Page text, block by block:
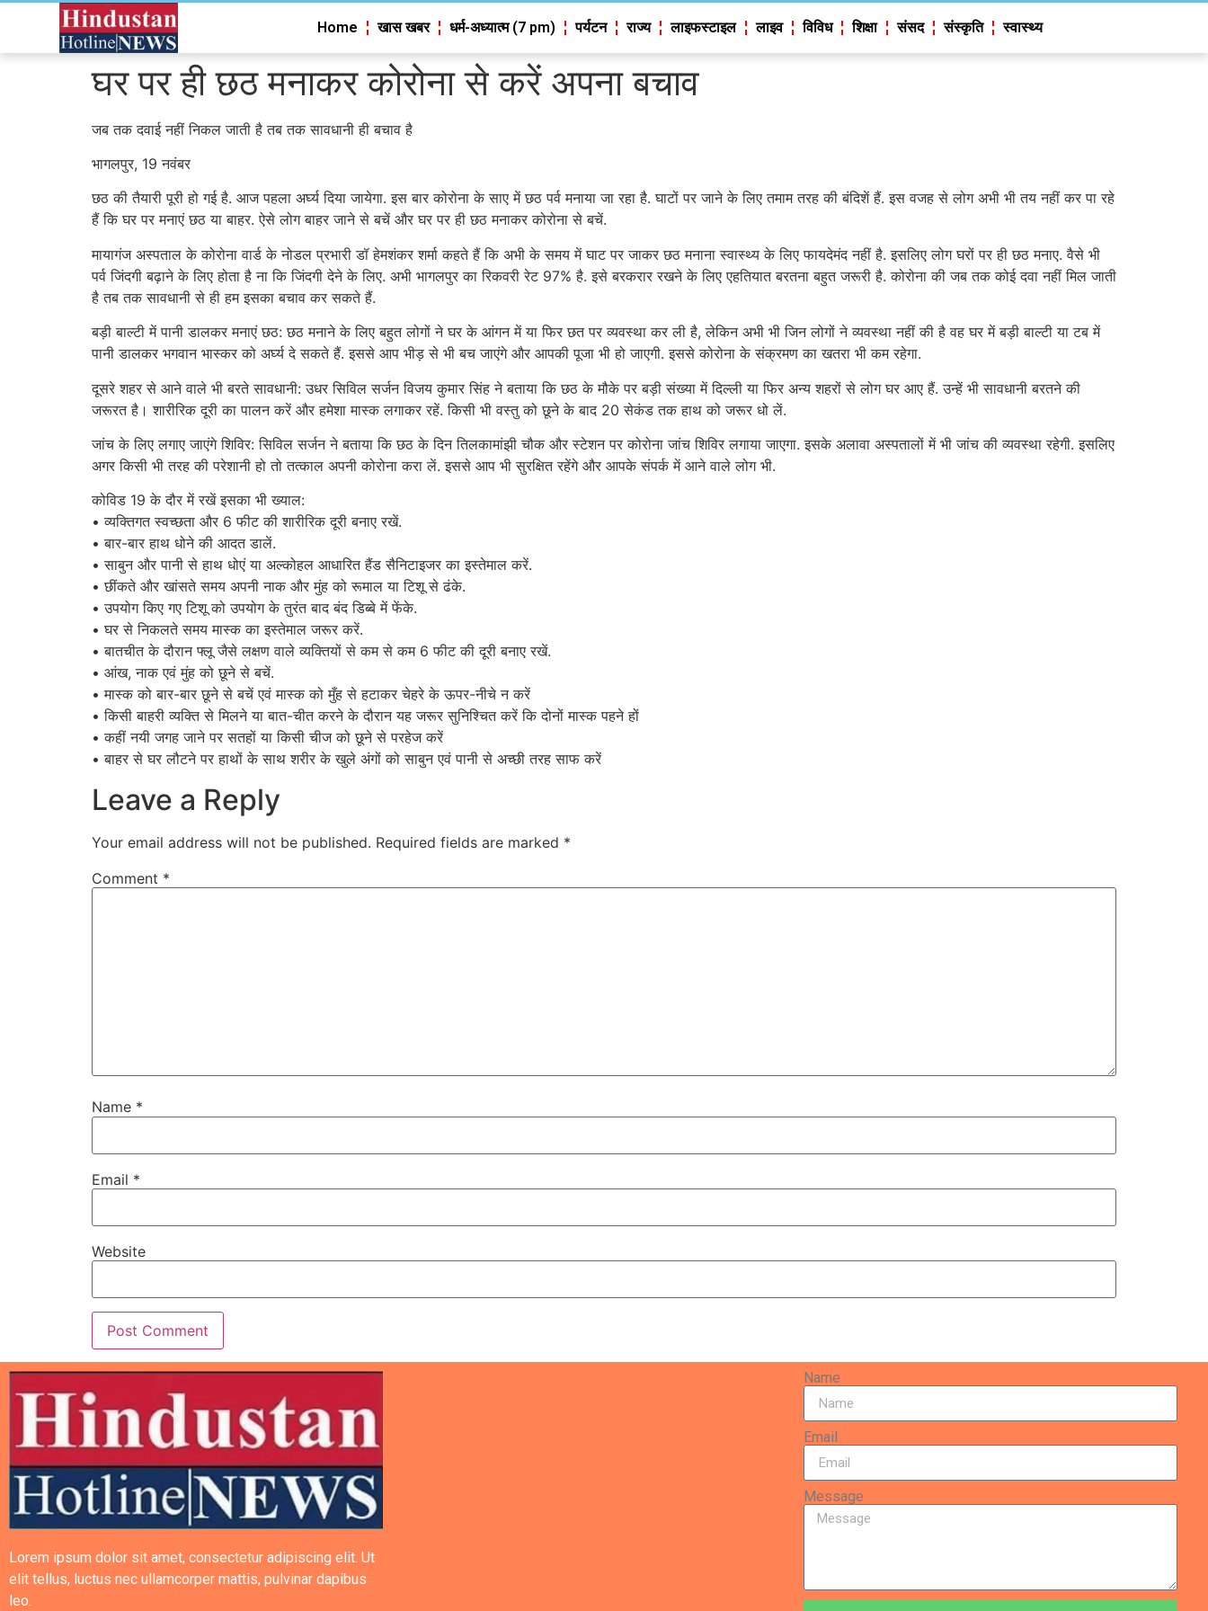
Home खास खबर धर्म-अध्यात्म (7 pm) पर्यटन राज्य लाइफस्टाइल लाइव विविध शिक्षा संसद संस्कृति स्वास्थ्य
घर पर ही छठ मनाकर कोरोना से करें अपना बचाव
जब तक दवाई नहीं निकल जाती है तब तक सावधानी ही बचाव है
भागलपुर, 19 नवंबर
छठ की तैयारी पूरी हो गई है. आज पहला अर्घ्य दिया जायेगा. इस बार कोरोना के साए में छठ पर्व मनाया जा रहा है. घाटों पर जाने के लिए तमाम तरह की बंदिशें हैं. इस वजह से लोग अभी भी तय नहीं कर पा रहे
हैं कि घर पर मनाएं छठ या बाहर. ऐसे लोग बाहर जाने से बचें और घर पर ही छठ मनाकर कोरोना से बचें.
मायागंज अस्पताल के कोरोना वार्ड के नोडल प्रभारी डॉ हेमशंकर शर्मा कहते हैं कि अभी के समय में घाट पर जाकर छठ मनाना स्वास्थ्य के लिए फायदेमंद नहीं है. इसलिए लोग घरों पर ही छठ मनाए. वैसे भी
पर्व जिंदगी बढ़ाने के लिए होता है ना कि जिंदगी देने के लिए. अभी भागलपुर का रिकवरी रेट 97% है. इसे बरकरार रखने के लिए एहतियात बरतना बहुत जरूरी है. कोरोना की जब तक कोई दवा नहीं मिल जाती
है तब तक सावधानी से ही हम इसका बचाव कर सकते हैं.
बड़ी बाल्टी में पानी डालकर मनाएं छठ: छठ मनाने के लिए बहुत लोगों ने घर के आंगन में या फिर छत पर व्यवस्था कर ली है, लेकिन अभी भी जिन लोगों ने व्यवस्था नहीं की है वह घर में बड़ी बाल्टी या टब में
पानी डालकर भगवान भास्कर को अर्घ्य दे सकते हैं. इससे आप भीड़ से भी बच जाएंगे और आपकी पूजा भी हो जाएगी. इससे कोरोना के संक्रमण का खतरा भी कम रहेगा.
दूसरे शहर से आने वाले भी बरते सावधानी: उधर सिविल सर्जन विजय कुमार सिंह ने बताया कि छठ के मौके पर बड़ी संख्या में दिल्ली या फिर अन्य शहरों से लोग घर आए हैं. उन्हें भी सावधानी बरतने की
जरूरत है। शारीरिक दूरी का पालन करें और हमेशा मास्क लगाकर रहें. किसी भी वस्तु को छूने के बाद 20 सेकंड तक हाथ को जरूर धो लें.
जांच के लिए लगाए जाएंगे शिविर: सिविल सर्जन ने बताया कि छठ के दिन तिलकामांझी चौक और स्टेशन पर कोरोना जांच शिविर लगाया जाएगा. इसके अलावा अस्पतालों में भी जांच की व्यवस्था रहेगी. इसलिए
अगर किसी भी तरह की परेशानी हो तो तत्काल अपनी कोरोना करा लें. इससे आप भी सुरक्षित रहेंगे और आपके संपर्क में आने वाले लोग भी.
कोविड 19 के दौर में रखें इसका भी ख्याल:
• व्यक्तिगत स्वच्छता और 6 फीट की शारीरिक दूरी बनाए रखें.
• बार-बार हाथ धोने की आदत डालें.
• साबुन और पानी से हाथ धोएं या अल्कोहल आधारित हैंड सैनिटाइजर का इस्तेमाल करें.
• छींकते और खांसते समय अपनी नाक और मुंह को रूमाल या टिशू से ढंके.
• उपयोग किए गए टिशू को उपयोग के तुरंत बाद बंद डिब्बे में फेंके.
• घर से निकलते समय मास्क का इस्तेमाल जरूर करें.
• बातचीत के दौरान फ्लू जैसे लक्षण वाले व्यक्तियों से कम से कम 6 फीट की दूरी बनाए रखें.
• आंख, नाक एवं मुंह को छूने से बचें.
• मास्क को बार-बार छूने से बचें एवं मास्क को मुँह से हटाकर चेहरे के ऊपर-नीचे न करें
• किसी बाहरी व्यक्ति से मिलने या बात-चीत करने के दौरान यह जरूर सुनिश्चित करें कि दोनों मास्क पहने हों
• कहीं नयी जगह जाने पर सतहों या किसी चीज को छूने से परहेज करें
• बाहर से घर लौटने पर हाथों के साथ शरीर के खुले अंगों को साबुन एवं पानी से अच्छी तरह साफ करें
Leave a Reply
Your email address will not be published. Required fields are marked *
Comment *
Name *
Email *
Website
Lorem ipsum dolor sit amet, consectetur adipiscing elit. Ut
elit tellus, luctus nec ullamcorper mattis, pulvinar dapibus
leo.
Name
Email
Message